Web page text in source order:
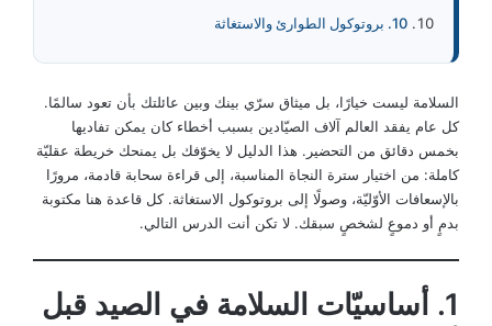
10. بروتوكول الطوارئ والاستغاثة
السلامة ليست خيارًا، بل ميثاق سرّي بينك وبين عائلتك بأن تعود سالمًا.
كل عام يفقد العالم آلاف الصيّادين بسبب أخطاء كان يمكن تفاديها
بخمس دقائق من التحضير. هذا الدليل لا يخوّفك بل يمنحك خريطة عقليّة
كاملة: من اختيار سترة النجاة المناسبة، إلى قراءة سحابة قادمة، مرورًا
بالإسعافات الأوّليّة، وصولًا إلى بروتوكول الاستغاثة. كل قاعدة هنا مكتوبة
بدمٍ أو دموعٍ لشخصٍ سبقك. لا تكن أنت الدرس التالي.
1. أساسيّات السلامة في الصيد قبل